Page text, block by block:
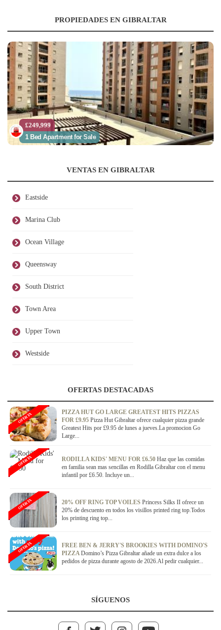
PROPIEDADES EN GIBRALTAR
£249,999
1 Bed Apartment for Sale
VENTAS EN GIBRALTAR
Eastside
Marina Club
Ocean Village
Queensway
South District
Town Area
Upper Town
Westside
OFERTAS DESTACADAS
PIZZA HUT GO LARGE GREATEST HITS PIZZAS
FOR £9.95 Pizza Hut Gibraltar ofrece cualquier pizza grande
Greatest Hits por £9.95 de lunes a jueves.La promocion Go
Large...
OFERTA
RODILLA KIDS' MENU FOR £6.50 Haz que las comidas
en familia sean mas sencillas en Rodilla Gibraltar con el menu
infantil por £6.50. Incluye un...
OFERTA
20% OFF RING TOP VOILES Princess Silks II ofrece un
20% de descuento en todos los visillos printed ring top.Todos
los printing ring top...
OFERTA
FREE BEN & JERRY'S BROOKIES WITH DOMINO'S
PIZZADomino’s Pizza Gibraltar añade un extra dulce a los
pedidos de pizza durante agosto de 2026.Al pedir cualquier...
OFERTA
SÍGUENOS